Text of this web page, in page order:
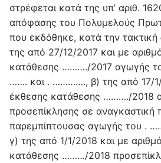
στρέφεται κατά της υπ’ αριθ.
απόφασης του Πολυμελούς
που εκδόθηκε, κατά την τακτική
της από 27/12/2017 και με
κατάθεσης ………./2017 αγωγής
……. και . …………., β) της από 17/1/
έκθεσης κατάθεσης ………./2018
προσεπίκλησης σε αναγκαστική
παρεμπίπτουσας αγωγής του .
γ) της από 1/1/2018 και με
κατάθεσης ………/2018